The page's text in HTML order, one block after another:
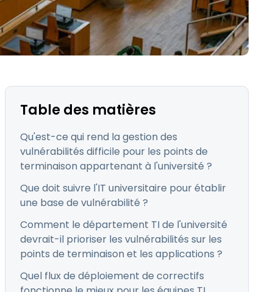
arnaque)
Tous les produits
secteurs
繁體中文
日本語
ภาษาไทย
Bahasa
Table des matières
Qu'est-ce qui rend la gestion des
vulnérabilités difficile pour les points de
terminaison appartenant à l'université ?
Que doit suivre l'IT universitaire pour établir
une base de vulnérabilité ?
Comment le département TI de l'université
devrait-il prioriser les vulnérabilités sur les
points de terminaison et les applications ?
Quel flux de déploiement de correctifs